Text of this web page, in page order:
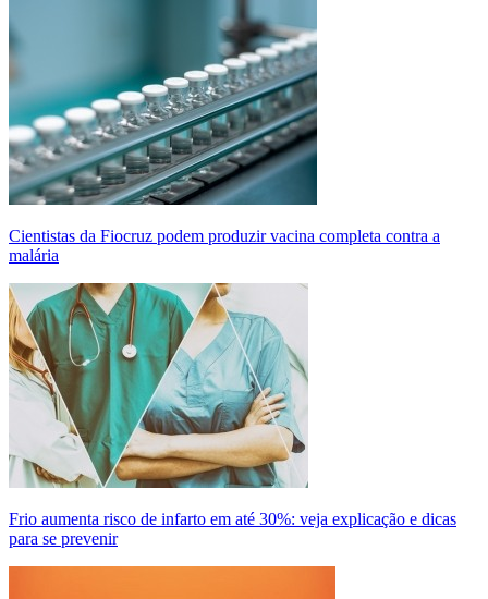
Cientistas da Fiocruz podem produzir vacina completa contra a
malária
Frio aumenta risco de infarto em até 30%: veja explicação e dicas
para se prevenir